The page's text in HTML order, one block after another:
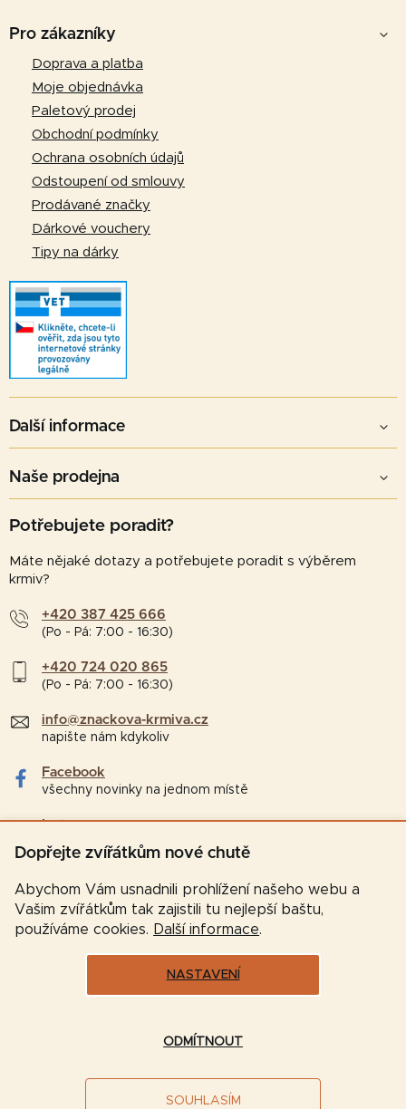
Dopřejte zvířátkům nové chutě
Abychom Vám usnadnili prohlížení našeho webu a
Vašim zvířátkům tak zajistili tu nejlepší baštu,
používáme cookies. Další informace.
SOUHLASÍM
NASTAVENÍ
ODMÍTNOUT
Pro zákazníky
Doprava a platba
Moje objednávka
Paletový prodej
Obchodní podmínky
Ochrana osobních údajů
Odstoupení od smlouvy
Prodávané značky
Dárkové vouchery
Tipy na dárky
Další informace
Naše prodejna
Potřebujete poradit?
Máte nějaké dotazy a potřebujete poradit s výběrem
krmiv?
+420 387 425 666
(Po - Pá: 7:00 - 16:30)
+420 724 020 865
(Po - Pá: 7:00 - 16:30)
info@znackova-krmiva.cz
napište nám kdykoliv
Facebook
všechny novinky na jednom místě
Instagram
tipy a zajímavosti pro chovatele
Vytvořil Shoptet
Upravit nastavení cookies